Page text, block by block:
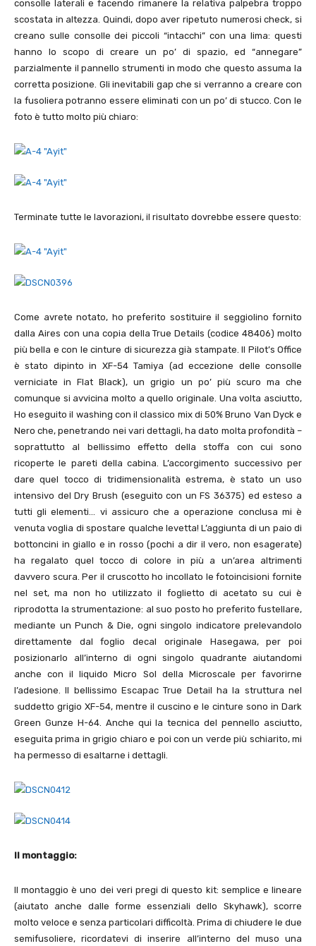
consolle laterali e facendo rimanere la relativa palpebra troppo
scostata in altezza. Quindi, dopo aver ripetuto numerosi check, si
creano sulle consolle dei piccoli “intacchi” con una lima: questi
hanno lo scopo di creare un po’ di spazio, ed “annegare”
parzialmente il pannello strumenti in modo che questo assuma la
corretta posizione. Gli inevitabili gap che si verranno a creare con
la fusoliera potranno essere eliminati con un po’ di stucco. Con le
foto è tutto molto più chiaro:
Terminate tutte le lavorazioni, il risultato dovrebbe essere questo:
Come avrete notato, ho preferito sostituire il seggiolino fornito
dalla Aires con una copia della True Details (codice48406) molto
più bella e con le cinture di sicurezza già stampate. Il Pilot’s Office
è stato dipinto in XF-54Tamiya (ad eccezione delle consolle
verniciate in Flat Black), un grigio un po’ più scuro ma che
comunque si avvicina molto a quello originale. Una volta asciutto,
Ho eseguito il washing con il classico mix di 50% Bruno Van Dyck e
Nero che, penetrando nei vari dettagli, ha dato molta profondità –
soprattutto al bellissimo effetto della stoffa con cui sono
ricoperte le pareti della cabina. L’accorgimento successivo per
dare quel tocco di tridimensionalità estrema, è stato un uso
intensivo del Dry Brush (eseguito con un FS36375) ed esteso a
tutti gli elementi… vi assicuro che a operazione conclusa mi è
venuta voglia di spostare qualche levetta! L’aggiunta di un paio di
bottoncini in giallo e in rosso (pochi a dir il vero, non esagerate)
ha regalato quel tocco di colore in più a un’area altrimenti
davvero scura. Per il cruscotto ho incollato le fotoincisioni fornite
nel set, ma non ho utilizzato il foglietto di acetato su cui è
riprodotta la strumentazione: al suo posto ho preferito fustellare,
mediante un Punch & Die, ogni singolo indicatore prelevandolo
direttamente dal foglio decal originale Hasegawa, per poi
posizionarlo all’interno di ogni singolo quadrante aiutandomi
anche con il liquido Micro Sol della Microscale per favorirne
l’adesione. Il bellissimo Escapac True Detail ha la struttura nel
suddetto grigio XF-54, mentre il cuscino e le cinture sono in Dark
Green Gunze H-64. Anche qui la tecnica del pennello asciutto,
eseguita prima in grigio chiaro e poi con un verde più schiarito, mi
ha permesso di esaltarne i dettagli.
Il montaggio:
Il montaggio è uno dei veri pregi di questo kit: semplice e lineare
(aiutato anche dalle forme essenziali dello Skyhawk), scorre
molto veloce e senza particolari difficoltà. Prima di chiudere le due
semifusoliere, ricordatevi di inserire all’interno del muso una